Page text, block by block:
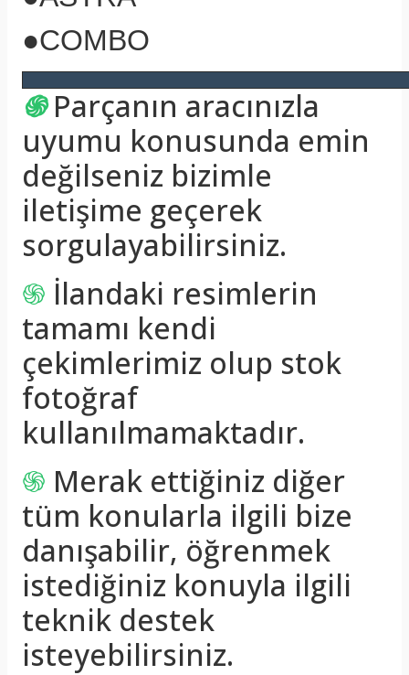
●COMBO
֍ Parçanın aracınızla
uyumu konusunda emin
değilseniz bizimle
iletişime geçerek
sorgulayabilirsiniz.
֍ İlandaki resimlerin
tamamı kendi
çekimlerimiz olup stok
fotoğraf
kullanılmamaktadır.
֍ Merak ettiğiniz diğer
tüm konularla ilgili bize
danışabilir, öğrenmek
istediğiniz konuyla ilgili
teknik destek
isteyebilirsiniz.